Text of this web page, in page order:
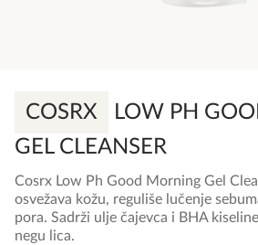
COSRX
LOW PH
GEL CLEANSER
Cosrx Low Ph Good Morning Gel
osvežava kožu, reguliše lučenje
pora. Sadrži ulje čajevca i BHA
negu lica.